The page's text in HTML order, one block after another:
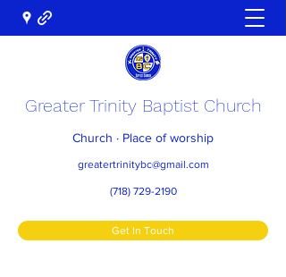
Greater Trinity Baptist Church
Church · Place of worship
greatertrinitybc@gmail.com
(718) 729-2190
Get In Touch